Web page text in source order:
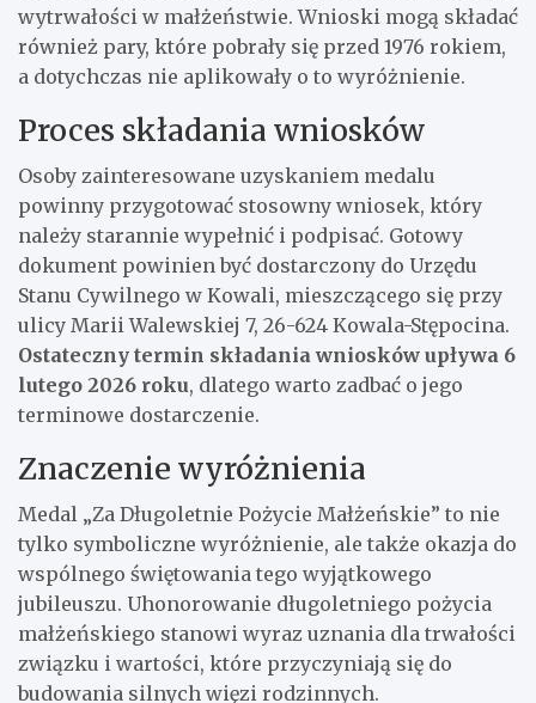
wytrwałości w małżeństwie. Wnioski mogą składać
również pary, które pobrały się przed 1976 rokiem,
a dotychczas nie aplikowały o to wyróżnienie.
Proces składania wniosków
Osoby zainteresowane uzyskaniem medalu
powinny przygotować stosowny wniosek, który
należy starannie wypełnić i podpisać. Gotowy
dokument powinien być dostarczony do Urzędu
Stanu Cywilnego w Kowali, mieszczącego się przy
ulicy Marii Walewskiej 7, 26-624 Kowala-Stępocina.
Ostateczny termin składania wniosków upływa 6
lutego 2026 roku, dlatego warto zadbać o jego
terminowe dostarczenie.
Znaczenie wyróżnienia
Medal „Za Długoletnie Pożycie Małżeńskie” to nie
tylko symboliczne wyróżnienie, ale także okazja do
wspólnego świętowania tego wyjątkowego
jubileuszu. Uhonorowanie długoletniego pożycia
małżeńskiego stanowi wyraz uznania dla trwałości
związku i wartości, które przyczyniają się do
budowania silnych więzi rodzinnych.